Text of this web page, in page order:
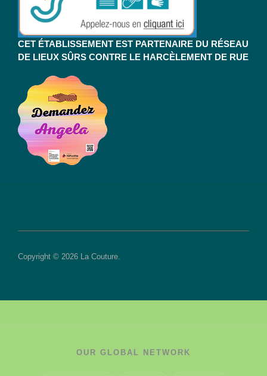
CET ÉTABLISSEMENT EST PARTENAIRE DU RÉSEAU
DE LIEUX SÛRS CONTRE LE HARCÈLEMENT DE RUE
Copyright © 2026 La Couture.
OUR GLOBAL NETWORK